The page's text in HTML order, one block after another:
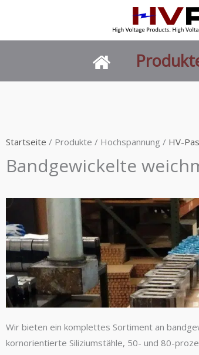
springen
Startseite / Produkte / Hochspannung / HV-
Bandgewickelte
Wir bieten ein komplettes Sortiment an
kornorientierte Siliziumstähle, 50- und 80-